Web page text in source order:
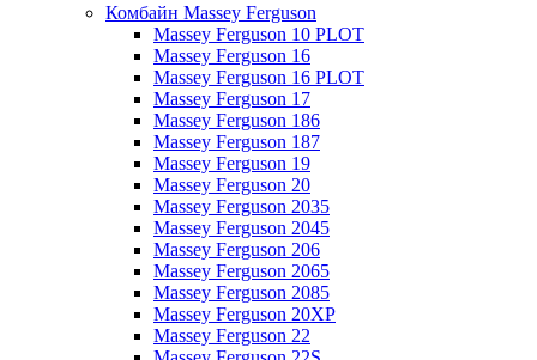
Комбайн Massey Ferguson
Massey Ferguson 10 PLOT
Massey Ferguson 16
Massey Ferguson 16 PLOT
Massey Ferguson 17
Massey Ferguson 186
Massey Ferguson 187
Massey Ferguson 19
Massey Ferguson 20
Massey Ferguson 2035
Massey Ferguson 2045
Massey Ferguson 206
Massey Ferguson 2065
Massey Ferguson 2085
Massey Ferguson 20XP
Massey Ferguson 22